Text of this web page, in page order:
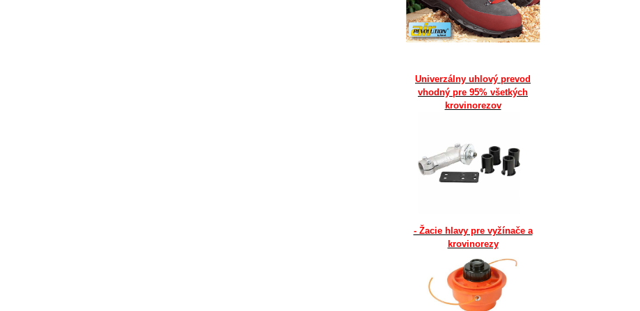
Univerzálny uhlový prevod
vhodný pre 95% všetkých
krovinorezov
- Žacie hlavy pre vyžínače a
krovinorezy